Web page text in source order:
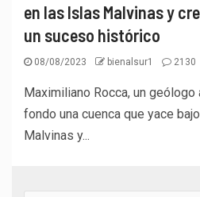
en las Islas Malvinas y
un suceso histórico
08/08/2023 bienalsur1 2130
Maximiliano Rocca, un
fondo una cuenca que yace
Malvinas y...